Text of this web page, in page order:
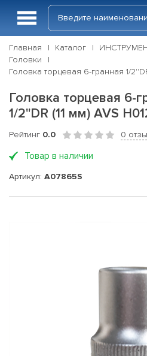
Главная Каталог
Головки
Головка торцевая 6-гранная 1/
Головка торцевая 6-
1/2''DR (11 мм) AVS
Рейтинг 0.0 0
Товар в наличии
Артикул: A07865S